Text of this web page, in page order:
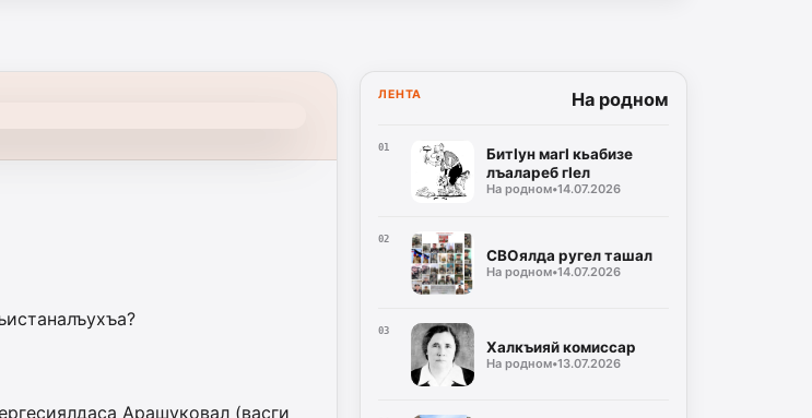
Арашуковал (васги
ЛЕНТА На родном
01
БитIун магI кьабизе
лъалареб гIел
На родном•14.07.2026
02
СВОялда ругел ташал
На родном•14.07.2026
03
Халкъияй комиссар
На родном•13.07.2026